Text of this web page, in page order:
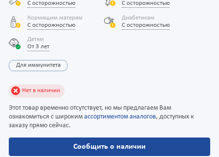
С осторожностью
С осторожностью
Кормящим матерям
С осторожностью
Диабетикам
С осторожностью
Детям
От 3 лет
Для иммунитета
Нет в наличии
Этот товар временно отсутствует, но мы предлагаем Вам
ознакомиться с широким ассортиментом аналогов, доступных к
заказу прямо сейчас.
Сообщить о наличии